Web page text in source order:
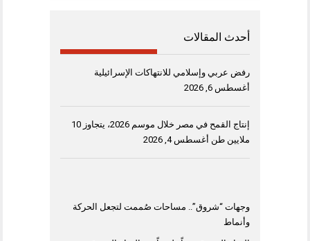
أحدث المقالات
رفض عربي وإسلامي للانتهاكات الإسرائيلية
أغسطس 6, 2026
إنتاج القمح في مصر خلال موسم 2026، يتجاوز 10
ملايين طن أغسطس 4, 2026
وجهات “شروق”.. مساحات صُممت لتجعل الحركة
وأنماط